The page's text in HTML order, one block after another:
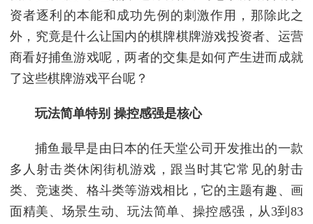
资者逐利的本能和成功先例的刺激作用，那除此之
外，究竟是什么让国内的棋牌棋牌游戏投资者、运营
商看好捕鱼游戏呢，两者的交集是如何产生进而成就
了这些棋牌游戏平台呢？
玩法简单特别 操控感强是核心
捕鱼最早是由日本的任天堂公司开发推出的一款
多人射击类休闲街机游戏，跟当时其它常见的射击
类、竞速类、格斗类等游戏相比，它的主题有趣、画
面精美、场景生动、玩法简单、操控感强，从3到83